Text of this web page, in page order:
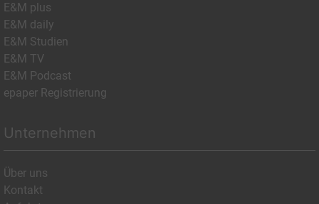
E&M plus
E&M daily
E&M Studien
E&M TV
E&M Podcast
epaper Registrierung
Unternehmen
Über uns
Kontakt